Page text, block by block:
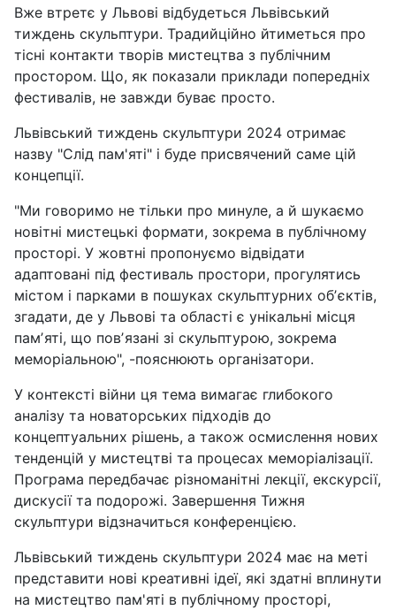
Вже втретє у Львові відбудеться Львівський
тиждень скульптури. Традийційно йтиметься про
тісні контакти творів мистецтва з публічним
простором. Що, як показали приклади попередніх
фестивалів, не завжди буває просто.
Львівський тиждень скульптури 2024 отримає
назву "Слід пам'яті" і буде присвячений саме цій
концепції.
"Ми говоримо не тільки про минуле, а й шукаємо
новітні мистецькі формати, зокрема в публічному
просторі. У жовтні пропонуємо відвідати
адаптовані під фестиваль простори, прогулятись
містом і парками в пошуках скульптурних обʼєктів,
згадати, де у Львові та області є унікальні місця
памʼяті, що повʼязані зі скульптурою, зокрема
меморіальною", -пояснюють організатори.
У контексті війни ця тема вимагає глибокого
аналізу та новаторських підходів до
концептуальних рішень, а також осмислення нових
тенденцій у мистецтві та процесах меморіалізації.
Програма передбачає різноманітні лекції, екскурсії,
дискусії та подорожі. Завершення Тижня
скульптури відзначиться конференцією.
Львівський тиждень скульптури 2024 має на меті
представити нові креативні ідеї, які здатні вплинути
на мистецтво пам'яті в публічному просторі,